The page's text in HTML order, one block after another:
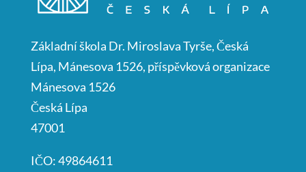
Základní škola Dr. Miroslava Tyrše, Česká
Lípa, Mánesova 1526, příspěvková organizace
Mánesova 1526
Česká Lípa
47001
IČO: 49864611